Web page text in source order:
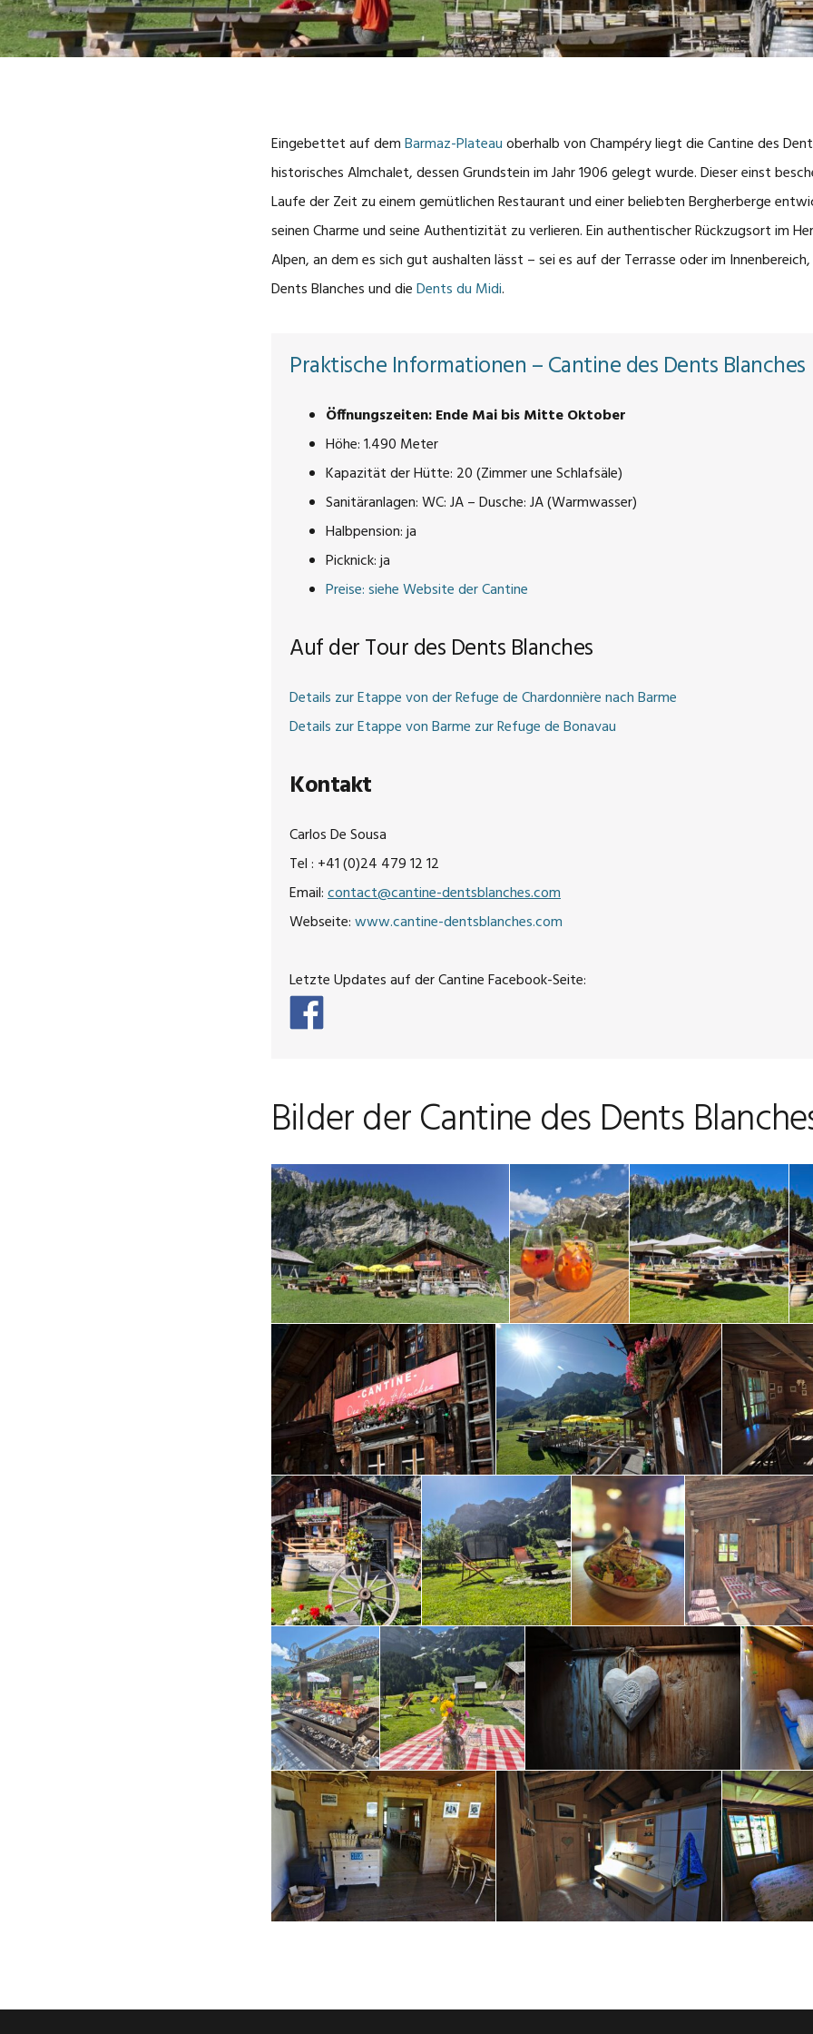
Eingebettet auf demBarmaz-Plateauoberhalb von Champéry liegt die Cantine des
historisches Almchalet, dessen Grundstein im Jahr 1906 gelegt wurde. Dieser einst
Laufe der Zeit zu einem gemütlichen Restaurant und einer beliebten Bergherberge
seinen Charme und seine Authentizität zu verlieren. Ein authentischer Rückzugsort im
Alpen, an dem es sich gut aushalten lässt – sei es auf der Terrasse oder im
Dents Blanches und dieDents du Midi.
Praktische Informationen – Cantine des Dents Blanches
Öffnungszeiten: Ende Mai bis Mitte Oktober
Höhe: 1.490 Meter
Kapazität der Hütte: 20 (Zimmer une Schlafsäle)
Sanitäranlagen: WC: JA – Dusche: JA (Warmwasser)
Halbpension: ja
Picknick: ja
Preise: siehe Website der Cantine
Auf der Tour des Dents Blanches
Details zur Etappe von der Refuge de Chardonnière nach Barme
Details zur Etappe von Barme zur Refuge de Bonavau
Kontakt
Carlos De Sousa
Tel : +41 (0)24 479 12 12
Email:contact@cantine-dentsblanches.com
Webseite:www.cantine-dentsblanches.com
Letzte Updates auf der Cantine Facebook-Seite:
Bilder der Cantine des Dents